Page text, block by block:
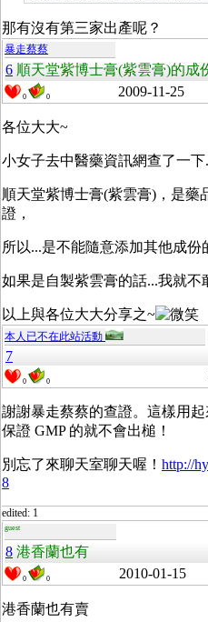
那有沒有第三家出產呢？
暴走蔡蔡
6 順天堂紫博士膏(紫雲膏)的成
0 0 2009-11-25
各位大大~
小女子去中醫藥資訊網查了一下
順天堂紫博士膏(紫雲膏)，是藥
證，
所以...是不能隨意添加其他成份
如果是自製紫雲膏的話...我就不
以上與各位大大分享之~
本人已不在此站活動
7
0 0
謝謝暴走蔡蔡的查證。這樣用
保證 GMP 的就不會出槌！
別忘了來聊天室聊天喔！ http://
8
edited: 1
guest
8 港香蘭也有
0 0 2010-01-15
港香蘭也有賣